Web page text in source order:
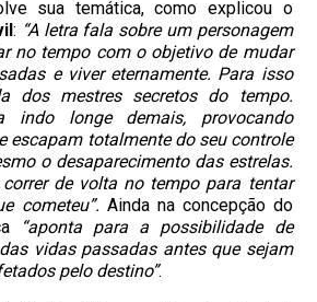
sua temática, como explicou o
: “A letra fala sobre um personagem
no tempo com o objetivo de mudar
e viver eternamente. Para isso
dos mestres secretos do tempo.
indo longe demais, provocando
escapam totalmente do seu controle
o desaparecimento das estrelas.
de volta no tempo para tentar
cometeu”. Ainda na concepção do
“aponta para a possibilidade de
vidas passadas antes que sejam
pelo destino”.